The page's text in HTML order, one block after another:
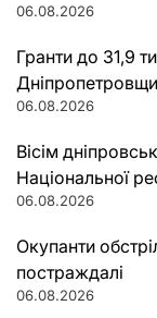
06.08.2026
Гранти до 31,9
06.08.2026
Вісім
Національної
06.08.2026
Окупанти
постраждалі
06.08.2026